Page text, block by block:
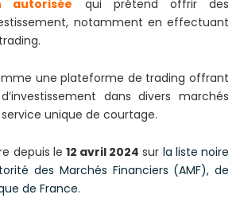
autorisée qui prétend offrir des
notamment en effectuant
une plateforme de trading offrant
dans divers marchés
unique de courtage.
depuis le 12 avril 2024 sur la liste noire
des Marchés Financiers (AMF), de
de France.